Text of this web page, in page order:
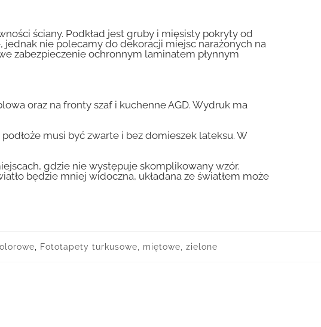
ściany. Podkład jest gruby i mięsisty pokryty od
nie polecamy do dekoracji miejsc narażonych na
zabezpieczenie ochronnym laminatem płynnym
oraz na fronty szaf i kuchenne AGD. Wydruk ma
musi być zwarte i bez domieszek lateksu. W
gdzie nie występuje skomplikowany wzór.
będzie mniej widoczna, układana ze światłem może
, Fototapety turkusowe, miętowe, zielone